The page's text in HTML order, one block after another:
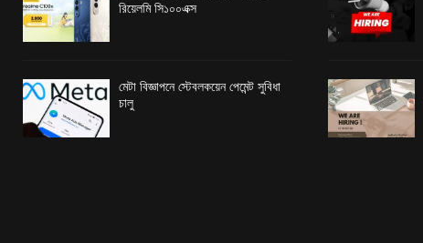
রিয়েলমি সি১০০এক্স
মেটা বিজ্ঞাপনে স্টেবলকয়েন পেমেন্ট সুবিধা
চালু